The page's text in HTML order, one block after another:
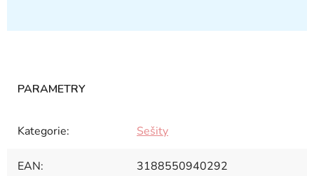
Kategorie: Sešity
EAN: 3188550940292